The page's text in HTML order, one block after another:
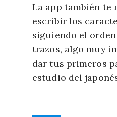
La app también te
escribir los
siguiendo el
trazos, algo muy
dar tus primeros
estudio del